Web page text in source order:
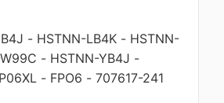
- HSTNN-LB4K - HSTNN-
- HSTNN-YB4J -
- FPO6 - 707617-241